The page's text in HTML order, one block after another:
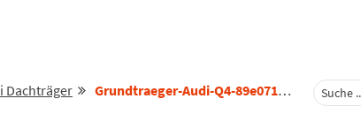
Dachträger Grundtraeger-Audi-Q4-89e071126